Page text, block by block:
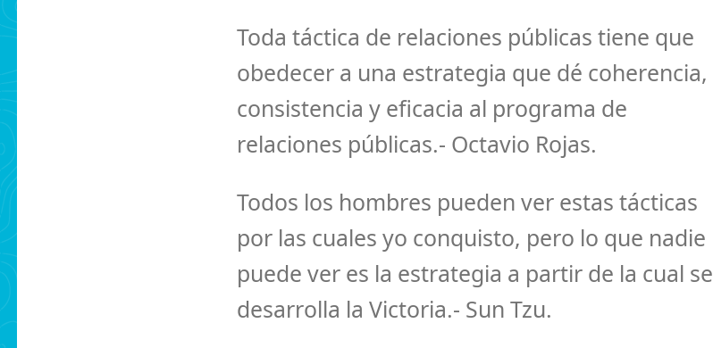
Toda táctica de relaciones públicas tiene que
obedecer a una estrategia que dé coherencia,
consistencia y eficacia al programa de
relaciones públicas.- Octavio Rojas.
Todos los hombres pueden ver estas tácticas
por las cuales yo conquisto, pero lo que nadie
puede ver es la estrategia a partir de la cual se
desarrolla la Victoria.- Sun Tzu.